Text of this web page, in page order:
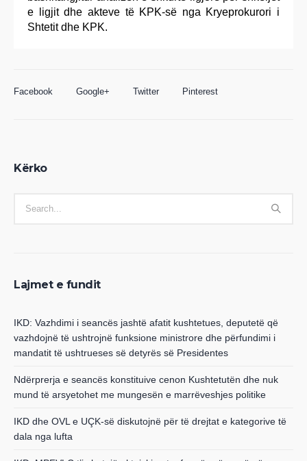
e ligjit dhe akteve të KPK-së nga Kryeprokurori i
Shtetit dhe KPK.
Facebook Google+ Twitter Pinterest
Kërko
Lajmet e fundit
IKD: Vazhdimi i seancës jashtë afatit kushtetues, deputetë që
vazhdojnë të ushtrojnë funksione ministrore dhe përfundimi i
mandatit të ushtrueses së detyrës së Presidentes
Ndërprerja e seancës konstituive cenon Kushtetutën dhe nuk
mund të arsyetohet me mungesën e marrëveshjes politike
IKD dhe OVL e UÇK-së diskutojnë për të drejtat e kategorive të
dala nga lufta